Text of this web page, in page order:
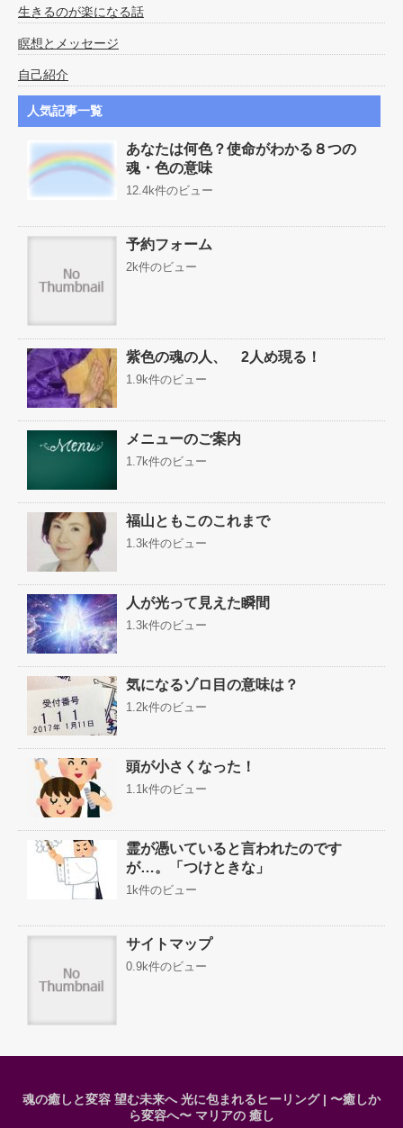
生きるのが楽になる話
瞑想とメッセージ
自己紹介
人気記事一覧
あなたは何色？使命がわかる８つの
魂・色の意味
12.4k件のビュー
予約フォーム
2k件のビュー
紫色の魂の人、 2人め現る！
1.9k件のビュー
メニューのご案内
1.7k件のビュー
福山ともこのこれまで
1.3k件のビュー
人が光って見えた瞬間
1.3k件のビュー
気になるゾロ目の意味は？
1.2k件のビュー
頭が小さくなった！
1.1k件のビュー
霊が憑いていると言われたのです
が…。「つけときな」
1k件のビュー
サイトマップ
0.9k件のビュー
魂の癒しと変容 望む未来へ 光に包まれるヒーリング | 〜癒しか
ら変容へ〜 マリアの 癒し